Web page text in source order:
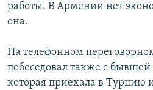
работы. В Армении нет
она.
На телефонном
побеседовал также с
которая приехала в Турцию